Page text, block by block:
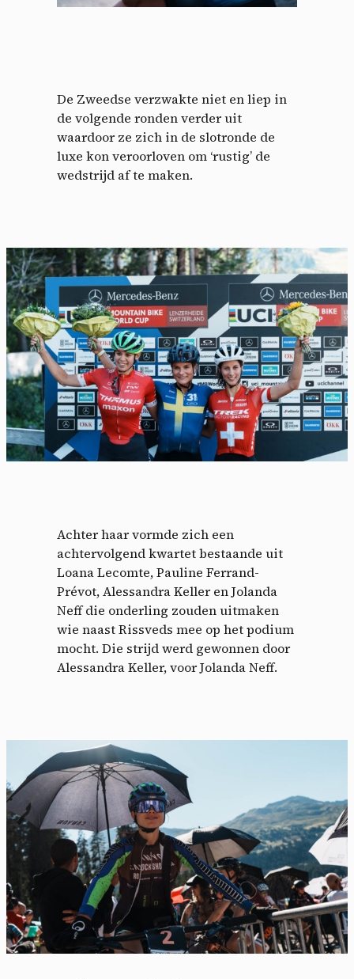
De Zweedse verzwakte niet en liep in
de volgende ronden verder uit
waardoor ze zich in de slotronde de
luxe kon veroorloven om ‘rustig’ de
wedstrijd af te maken.
Achter haar vormde zich een
achtervolgend kwartet bestaande uit
Loana Lecomte, Pauline Ferrand-
Prévot, Alessandra Keller en Jolanda
Neff die onderling zouden uitmaken
wie naast Rissveds mee op het podium
mocht. Die strijd werd gewonnen door
Alessandra Keller, voor Jolanda Neff.